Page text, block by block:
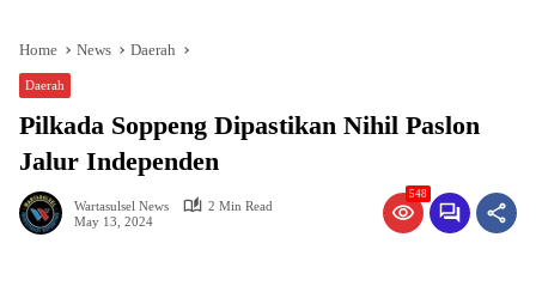
Home News Daerah
Daerah
Pilkada Soppeng Dipastikan Nihil Paslon
Jalur Independen
Wartasulsel News
2 Min Read
May 13, 2024
548